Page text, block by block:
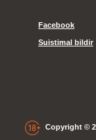
Facebook
Suistimal bildir
Copyright ©